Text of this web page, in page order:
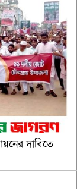
দাবিতে